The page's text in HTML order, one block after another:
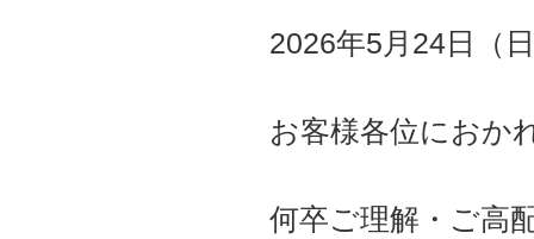
2026年5月24日（
お客様各位におか
何卒ご理解・ご高